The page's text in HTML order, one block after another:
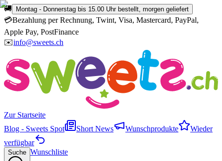
🚚 Montag - Donnerstag bis 15.00 Uhr bestellt, morgen geliefert
💳Bezahlung per Rechnung, Twint, Visa, Mastercard, PayPal,
Apple Pay, PostFinance
✉️info@sweets.ch
Zur Startseite
Blog - Sweets Spot
Short News Wunschprodukte
Wieder
verfügbar
Suche Wunschliste